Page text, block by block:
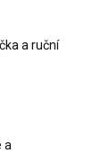
a ruční
a